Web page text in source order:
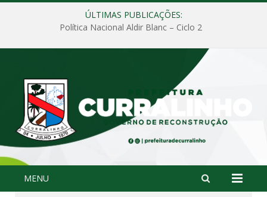
ÚLTIMAS PUBLICAÇÕES:
Política Nacional Aldir Blanc – Ciclo 2
MENU